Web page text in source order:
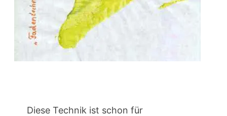
Diese Technik ist schon für